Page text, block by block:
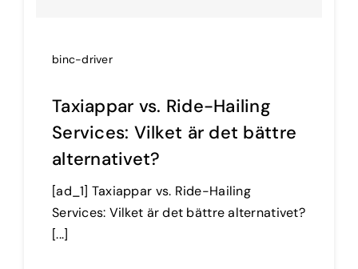
binc-driver
Taxiappar vs. Ride-Hailing
Services: Vilket är det bättre
alternativet?
[ad_1] Taxiappar vs. Ride-Hailing
Services: Vilket är det bättre alternativet?
[...]